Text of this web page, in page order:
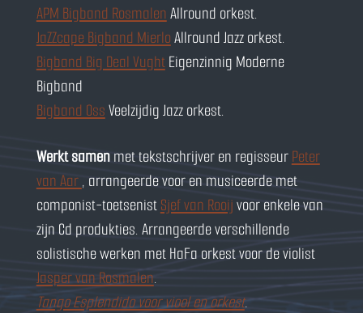
APM Bigband Rosmalen Allround orkest.
JaZZcape Bigband Mierlo Allround Jazz orkest.
Bigband Big Deal VughtEigenzinnig Moderne
Bigband
Bigband Oss Veelzijdig Jazz orkest.
Werkt samenmet tekstschrijver en regisseur Peter
van Aar , arrangeerde voor en musiceerde met
componist-toetsenist Sjef van Rooij voor enkele van
zijn Cd produkties. Arrangeerde verschillende
solistische werken met HaFa orkest voor de violist
Jasper van Rosmalen.
Tango Esplendido voor viool en orkest.